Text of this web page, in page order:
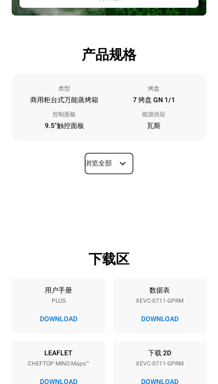
产品规格
类型
商用柜台式万能蒸烤箱
烤盘
7 烤盘 GN 1/1
控制面板
9.5"触控面板
能源供应
瓦斯
尺寸
烤盘规格
7 GN 1/1
烤盘间距
220-240V 1N~ 1 kW
浏览全部
下载区
用户手册
PLUS
DOWNLOAD
数据表
XEVC-0711-GPRM
DOWNLOAD
LEAFLET
CHEFTOP MIND.Maps™
DOWNLOAD
下载 2D
XEVC-0711-GPRM
DOWNLOAD